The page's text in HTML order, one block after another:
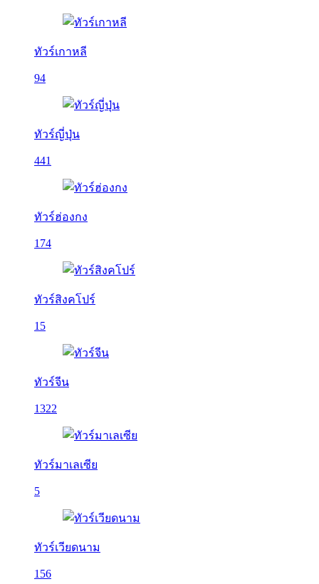
ทัวร์เกาหลี
94
ทัวร์ญี่ปุ่น
441
ทัวร์ฮ่องกง
174
ทัวร์สิงคโปร์
15
ทัวร์จีน
1322
ทัวร์มาเลเซีย
5
ทัวร์เวียดนาม
156